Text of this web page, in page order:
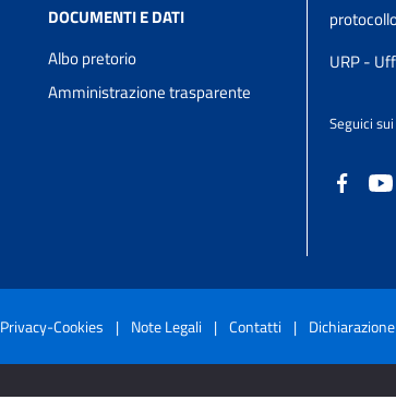
DOCUMENTI E DATI
Albo pretorio
Amministrazione trasparente
URP -
Seguici
Privacy-Cookies | Note Legali | Contatti |